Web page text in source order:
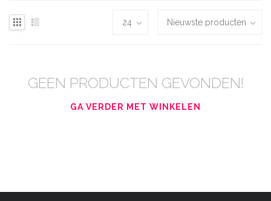
GEEN PRODUCTEN GEVONDEN!
GA VERDER MET WINKELEN